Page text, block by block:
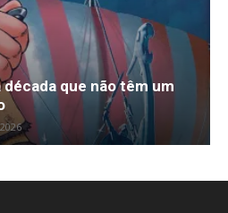
que não têm um